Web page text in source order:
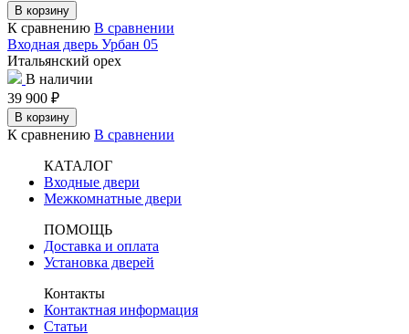
В корзину
К сравнению В сравнении
Входная дверь Урбан 05
Итальянский орех
В наличии
39 900 ₽
В корзину
К сравнению В сравнении
КАТАЛОГ
Входные двери
Межкомнатные двери
ПОМОЩЬ
Доставка и оплата
Установка дверей
Контакты
Контактная информация
Статьи